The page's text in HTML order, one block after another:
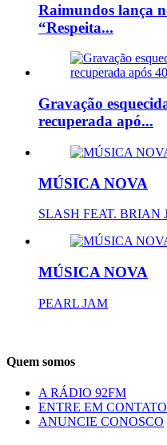
Raimundos lança
“Respeita...
Gravação
recuperada apó...
MÚSICA NOVA
SLASH FEAT. BRIAN
MÚSICA NOVA
PEARL JAM
Quem somos
A RÁDIO 92FM
ENTRE EM CONTATO
ANUNCIE CONOSCO